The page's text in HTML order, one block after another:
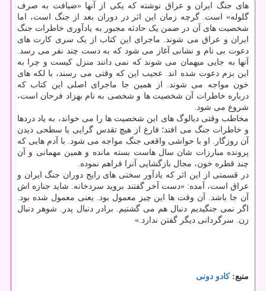
های جنگ ایران و عراق نوشته که یکی از آنها «ضیافت به صرف
گلوله» است. گرچه زمان این اثر در دوران بعد از جنگ است، اما
شخصیت های آن در ضمن یک حادثه مجبور به یادآوری خاطرات جنگ
ایران و عراق می شوند. ماجرای این کتاب از یک سری کارت های
دعوت بی نام و نشانی آغاز می شود که به دست چند نفر می رسد.
آنها به جایی میهمان می شوند که نمی دانند منزل کیست و چرا به
این بزم دعوت شده اند. عجیب این که وقتی می رسند، با لکه های
خون مواجه می شوند. از همین جا ماجرای اصلی این کتاب که
درباره خاطرات آن شخصیت ها و شخصی به نام بهزاد فرحان است،
شروع می شود.
مخاطب وقتی دیالوگ های این شخصیت ها را می خواند، به یاد دردها
و خاطرات جنگ می افتد؛ فارغ از هیچ تقدس گرایی یا سطحی دیدن
آن روزگار. او با حواشی واقعی جنگ مواجه می شود. با آدم هایی که
پرونده مبارزات شان سال هاست بسته مانده و همین مهمانی و آن
چند قطره خون، مجال بازگشایی آنرا فراهم نموده.
در قسمتی از این اثر که یادآور سختی های رایج دوران جنگ ایران و
عراق است، آمده: «دست آخر گفتند بروید سردخانه. شاید جنازه اش
آن جا باشد. آن وقت ها این چیز معمول بود. یعنی معمول شده بود.
اگر نمی جنگیدیم دنبال هم می گشتیم. برادر دنبال پدر. شوهر دنبال
زن. سرگردانی دیگر گفتن ندارد.»
منبع:كادو دونی